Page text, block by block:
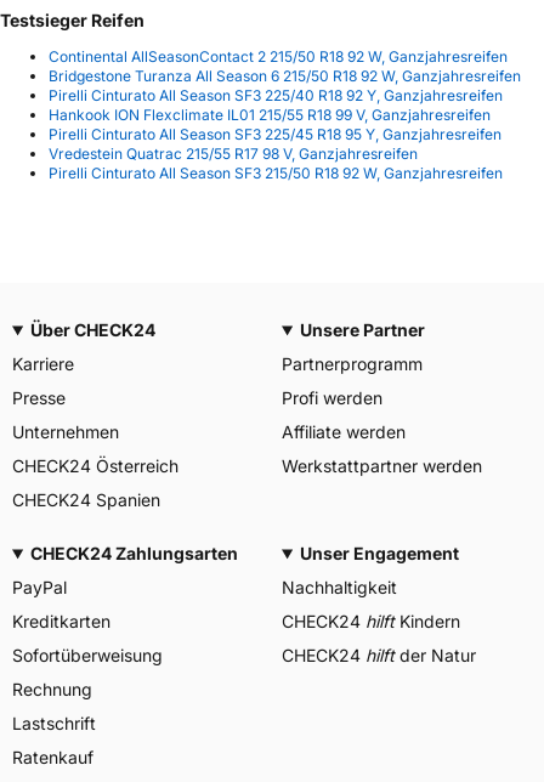
Testsieger Reifen
Continental AllSeasonContact 2 215/50 R18 92 W, Ganzjahresreifen
Bridgestone Turanza All Season 6 215/50 R18 92 W, Ganzjahresreifen
Pirelli Cinturato All Season SF3 225/40 R18 92 Y, Ganzjahresreifen
Hankook ION Flexclimate IL01 215/55 R18 99 V, Ganzjahresreifen
Pirelli Cinturato All Season SF3 225/45 R18 95 Y, Ganzjahresreifen
Vredestein Quatrac 215/55 R17 98 V, Ganzjahresreifen
Pirelli Cinturato All Season SF3 215/50 R18 92 W, Ganzjahresreifen
Über CHECK24
Karriere
Presse
Unternehmen
CHECK24 Österreich
CHECK24 Spanien
Unsere Partner
Partnerprogramm
Profi werden
Affiliate werden
Werkstattpartner werden
CHECK24 Zahlungsarten
PayPal
Kreditkarten
Sofortüberweisung
Rechnung
Lastschrift
Ratenkauf
Unser Engagement
Nachhaltigkeit
CHECK24 hilftKindern
CHECK24 hilftder Natur